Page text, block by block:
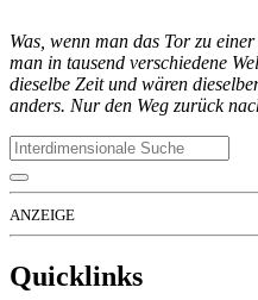
Was, wenn man das Tor zu
man in tausend verschiedene
dieselbe Zeit und wären
anders. Nur den Weg zurück
ANZEIGE
Quicklinks